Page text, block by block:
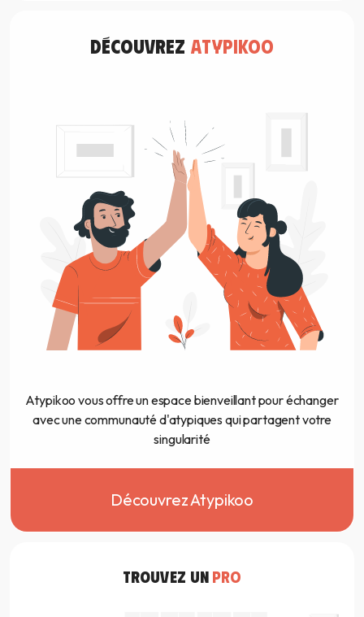
découvrez atypikoo
Atypikoo vous offre un espace bienveillant pour échanger
avec une communauté d'atypiques qui partagent votre
singularité
Découvrez Atypikoo
TROUVEZ UN PRO